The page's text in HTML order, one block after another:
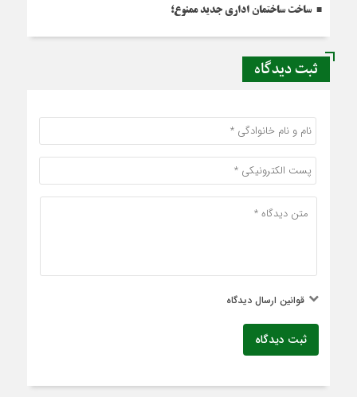
ساخت ساختمان اداری جدید ممنوع؛
ثبت دیدگاه
قوانین ارسال دیدگاه
ثبت دیدگاه